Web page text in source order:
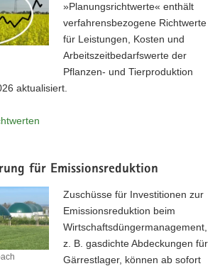
Tür am 19.09.2026
»Planungsrichtwerte« enthält
verfahrensbezogene Richtwerte
für Leistungen, Kosten und
Arbeitszeitbedarfswerte der
Pflanzen- und Tierproduktion
aktualisiert.
für Emissionsreduktion
Zuschüsse für Investitionen zur
Emissionsreduktion beim
Wirtschaftsdüngermanagement,
z. B. gasdichte Abdeckungen für
Gärrestlager, können ab sofort